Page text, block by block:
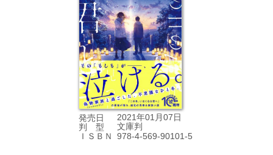
発売日
2021年01月07日
判 型
文庫判
ＩＳＢＮ
978-4-569-90101-5